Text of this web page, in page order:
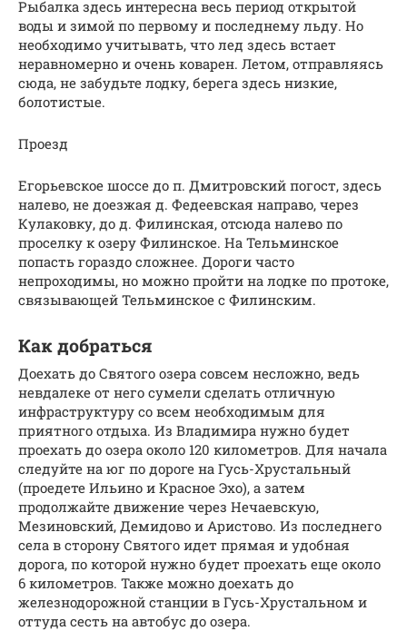
Рыбалка здесь интересна весь период открытой
воды и зимой по первому и последнему льду. Но
необходимо учитывать, что лед здесь встает
неравномерно и очень коварен. Летом, отправляясь
сюда, не забудьте лодку, берега здесь низкие,
болотистые.
Проезд
Егорьевское шоссе до п. Дмитровский погост, здесь
налево, не доезжая д. Федеевская направо, через
Кулаковку, до д. Филинская, отсюда налево по
проселку к озеру Филинское. На Тельминское
попасть гораздо сложнее. Дороги часто
непроходимы, но можно пройти на лодке по протоке,
связывающей Тельминское с Филинским.
Как добраться
Доехать до Святого озера совсем несложно, ведь
невдалеке от него сумели сделать отличную
инфраструктуру со всем необходимым для
приятного отдыха. Из Владимира нужно будет
проехать до озера около 120 километров. Для начала
следуйте на юг по дороге на Гусь-Хрустальный
(проедете Ильино и Красное Эхо), а затем
продолжайте движение через Нечаевскую,
Мезиновский, Демидово и Аристово. Из последнего
села в сторону Святого идет прямая и удобная
дорога, по которой нужно будет проехать еще около
6 километров. Также можно доехать до
железнодорожной станции в Гусь-Хрустальном и
оттуда сесть на автобус до озера.